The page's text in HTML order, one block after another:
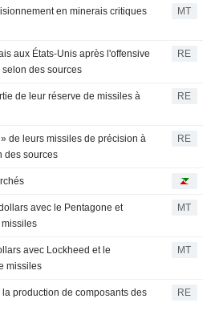
en minerais critiques
MT
aux États-Unis après l'offensive
des sources
RE
de leur réserve de missiles à
RE
de leurs missiles de précision à
des sources
RE
avec le Pentagone et
MT
avec Lockheed et le
missiles
MT
production de composants des
RE